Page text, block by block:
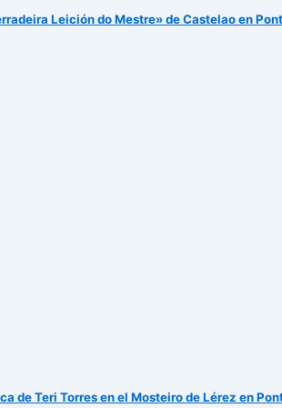
Leición do Mestre» de Castelao en
de Teri Torres en el Mosteiro de Lérez en